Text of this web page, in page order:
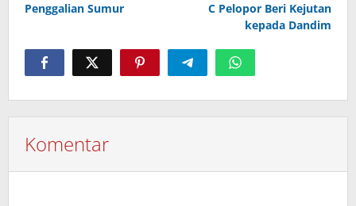
Penggalian Sumur
C Pelopor Beri Kejutan
kepada Dandim
Komentar